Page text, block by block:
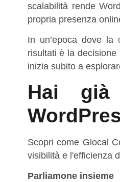
scalabilità rende
propria presenza
In un’epoca dove la
risultati è la
inizia subito a
Hai
Scopri come Glocal
visibilità e l'efficienza
Parliamone insieme